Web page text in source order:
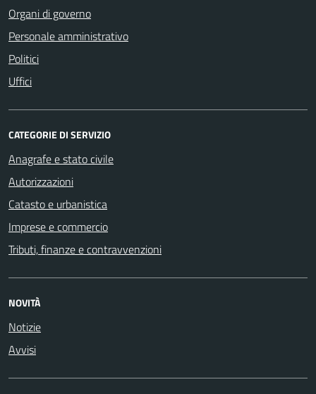
Organi di governo
Personale amministrativo
Politici
Uffici
CATEGORIE DI SERVIZIO
Anagrafe e stato civile
Autorizzazioni
Catasto e urbanistica
Imprese e commercio
Tributi, finanze e contravvenzioni
NOVITÀ
Notizie
Avvisi